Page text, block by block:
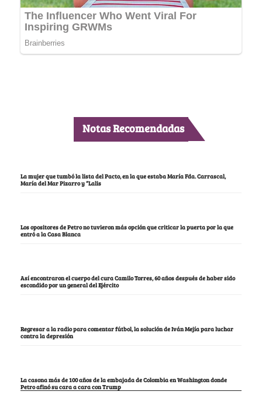
Notas Recomendadas
La mujer que tumbó la lista del Pacto, en la que estaba María Fda. Carrascal,
María del Mar Pizarro y “Lalis
Los opositores de Petro no tuvieron más opción que criticar la puerta por la que
entró a la Casa Blanca
Así encontraron el cuerpo del cura Camilo Torres, 60 años después de haber sido
escondido por un general del Ejército
Regresar a la radio para comentar fútbol, la solución de Iván Mejía para luchar
contra la depresión
La casona más de 100 años de la embajada de Colombia en Washington donde
Petro afinó su cara a cara con Trump